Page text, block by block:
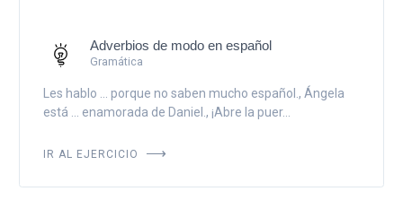
Adverbios de modo en español
Gramática
Les hablo ... porque no saben mucho español., Ángela
está ... enamorada de Daniel., ¡Abre la puer...
IR AL EJERCICIO